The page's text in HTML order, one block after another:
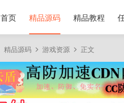
首页 精品源码 精品教程
精品源码 游戏资源 正文